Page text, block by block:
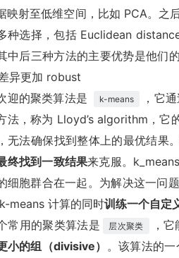
映射至低维空间，比如 PCA。之
种选择，包括 Euclidean
中后三种方法的主要优势是他们
异更加 robust
迎的聚类算法是
k-means
，它
法，称为 Lloyd’s algorithm，它
无法确保找到整体上的最优结果
终找到一致结果来克服。
细胞群合在一起。为解决这一问题
means 计算的同时训练一个自定
常用的聚类算法是
层次聚类 ，
小的组（divisive） 。该算法的